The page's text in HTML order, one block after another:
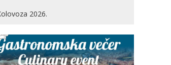
2026.